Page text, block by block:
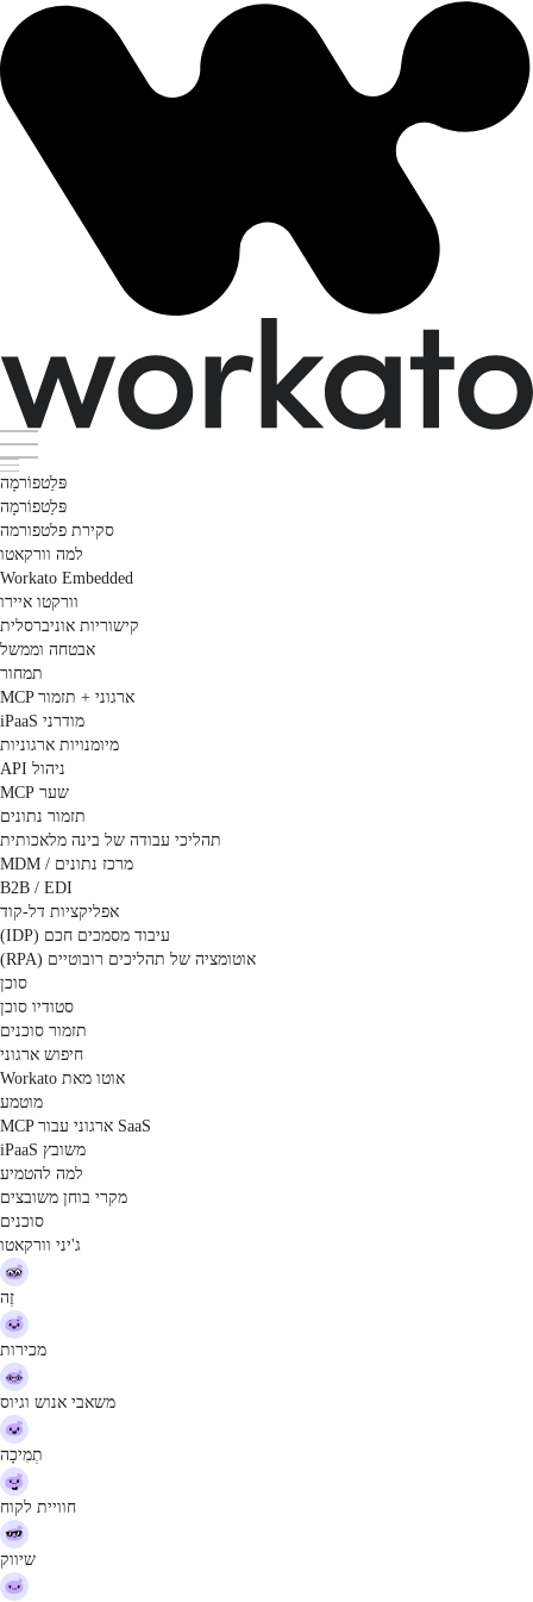
פּלַטפוֹרמָה
פּלַטפוֹרמָה
סקירת פלטפורמה
למה וורקאטו
Workato Embedded
וורקטו איירו
קישוריות אוניברסלית
אבטחה וממשל
תמחור
MCP ארגוני + תזמור
iPaaS מודרני
מיומנויות ארגוניות
ניהול API
שער MCP
תזמור נתונים
תהליכי עבודה של בינה מלאכותית
מרכז נתונים / MDM
B2B / EDI
אפליקציות דל-קוד
עיבוד מסמכים חכם (IDP)
אוטומציה של תהליכים רובוטיים (RPA)
סוכן
סטודיו סוכן
תזמור סוכנים
חיפוש ארגוני
אוטו מאת Workato
מוטמע
MCP ארגוני עבור SaaS
iPaaS משובץ
למה להטמיע
מקרי בוחן משובצים
סוכנים
ג'יני וורקאטו
זֶה
מכירות
משאבי אנוש וגיוס
תְמִיכָה
חוויית לקוח
שיווק